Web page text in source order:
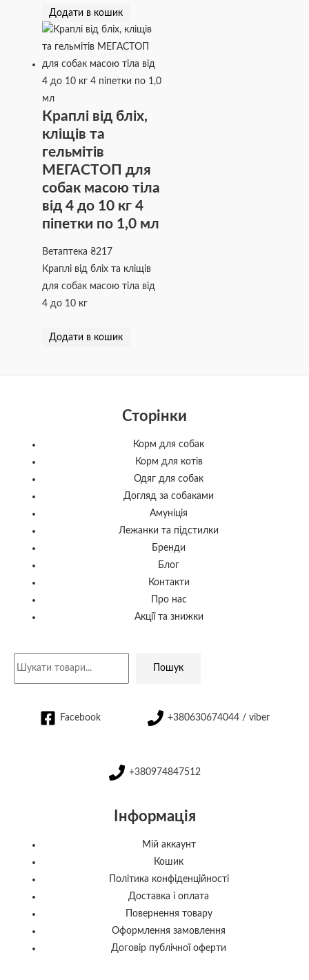
Додати в кошик
Краплі від бліх,
кліщів та
гельмітів
МЕГАСТОП для
собак масою тіла
від 4 до 10 кг 4
піпетки по 1,0 мл
Ветаптека₴217
Краплі від бліх та кліщів
для собак масою тіла від
4 до 10 кг
Додати в кошик
Сторінки
Корм для собак
Корм для котів
Одяг для собак
Догляд за собаками
Амуніція
Лежанки та підстилки
Бренди
Блог
Контакти
Про нас
Акції та знижки
Пошук
Facebook +380630674044 / viber
+380974847512
Інформація
Мій аккаунт
Кошик
Політика конфіденційності
Доставка і оплата
Повернення товару
Оформлення замовлення
Договір публічної оферти